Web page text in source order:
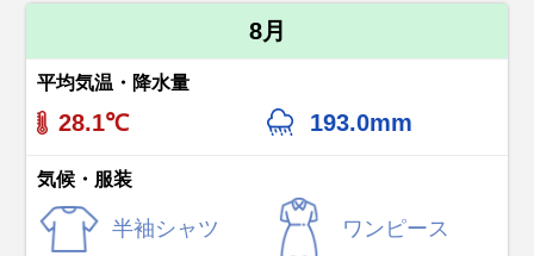
8月
平均気温・降水量
28.1℃ 193.0mm
気候・服装
半袖シャツ ワンピース